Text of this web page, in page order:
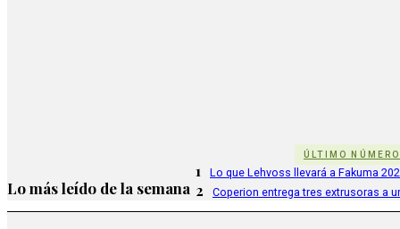
ÚLTIMO NÚMERO
Lo más leído de la semana
1 Lo que Lehvoss llevará a Fakuma
2 Coperion entrega tres extrusoras a